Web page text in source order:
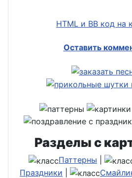
HTML и BB код на
Оставить
Разделы с
Паттерны
Праздники